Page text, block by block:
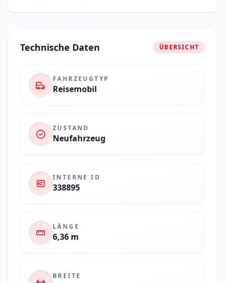
Technische Daten ÜBERSICHT
FAHRZEUGTYP
Reisemobil
ZUSTAND
Neufahrzeug
INTERNE ID
338895
LÄNGE
6,36 m
BREITE